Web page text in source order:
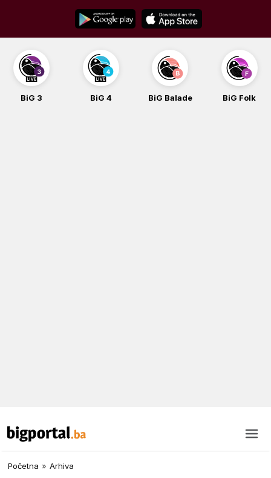
content
BiG 3 BiG 4 BiG Balade BiG Folk
Početna » Arhiva